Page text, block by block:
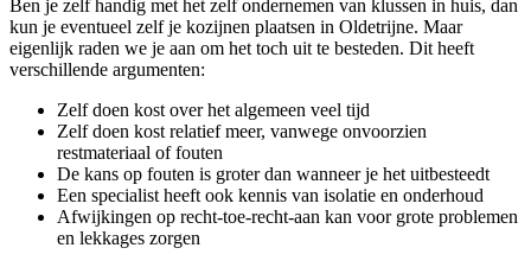
Ben je zelf handig met het zelf ondernemen van klussen in huis, dan
kun je eventueel zelf je kozijnen plaatsen in Oldetrijne. Maar
eigenlijk raden we je aan om het toch uit te besteden. Dit heeft
verschillende argumenten:
Zelf doen kost over het algemeen veel tijd
Zelf doen kost relatief meer, vanwege onvoorzien
restmateriaal of fouten
De kans op fouten is groter dan wanneer je het uitbesteedt
Een specialist heeft ook kennis van isolatie en onderhoud
Afwijkingen op recht-toe-recht-aan kan voor grote problemen
en lekkages zorgen